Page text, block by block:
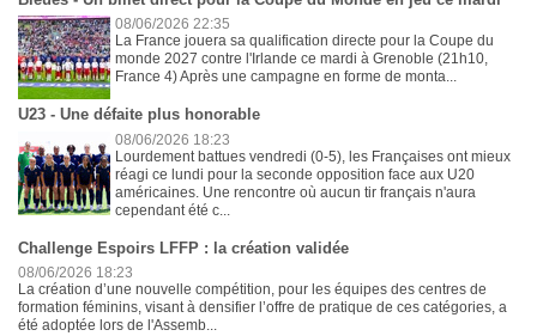
08/06/2026 22:35
La France jouera sa qualification directe pour la Coupe du
monde 2027 contre l'Irlande ce mardi à Grenoble (21h10,
France 4) Après une campagne en forme de monta...
U23 - Une défaite plus honorable
08/06/2026 18:23
Lourdement battues vendredi (0-5), les Françaises ont mieux
réagi ce lundi pour la seconde opposition face aux U20
américaines. Une rencontre où aucun tir français n'aura
cependant été c...
Challenge Espoirs LFFP : la création validée
08/06/2026 18:23
La création d’une nouvelle compétition, pour les équipes des centres de
formation féminins, visant à densifier l’offre de pratique de ces catégories, a
été adoptée lors de l'Assemb...